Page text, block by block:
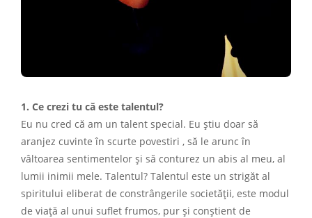
1. Ce crezi tu că este talentul?
Eu nu cred că am un talent special. Eu știu doar să
aranjez cuvinte în scurte povestiri , să le arunc în
vâltoarea sentimentelor și să conturez un abis al meu, al
lumii inimii mele. Talentul? Talentul este un strigăt al
spiritului eliberat de constrângerile societății, este modul
de viață al unui suflet frumos, pur și conștient de